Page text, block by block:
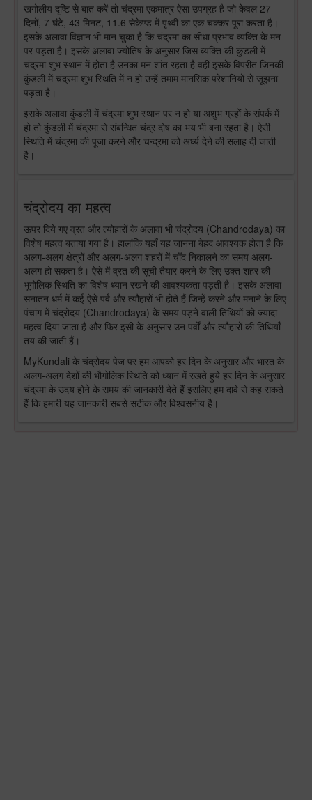
खगोलीय दृष्टि से बात करें तो चंद्रमा एकमात्र ऐसा उपग्रह है जो केवल 27
दिनों, 7 घंटे, 43 मिनट, 11.6 सेकेण्ड में पृथ्वी का एक चक्कर पूरा करता है।
इसके अलावा विज्ञान भी मान चुका है कि चंद्रमा का सीधा प्रभाव व्यक्ति के मन
पर पड़ता है। इसके अलावा ज्योतिष के अनुसार जिस व्यक्ति की कुंडली में
चंद्रमा शुभ स्थान में होता है उनका मन शांत रहता है वहीं इसके विपरीत जिनकी
कुंडली में चंद्रमा शुभ स्थिति में न हो उन्हें तमाम मानसिक परेशानियों से जूझना
पड़ता है।
इसके अलावा कुंडली में चंद्रमा शुभ स्थान पर न हो या अशुभ ग्रहों के संपर्क में
हो तो कुंडली में चंद्रमा से संबन्धित चंद्र दोष का भय भी बना रहता है। ऐसी
स्थिति में चंद्रमा की पूजा करने और चन्द्रमा को अर्घ्य देने की सलाह दी जाती
है।
चंद्रोदय का महत्व
ऊपर दिये गए व्रत और त्योहारों के अलावा भी चंद्रोदय (Chandrodaya) का
विशेष महत्व बताया गया है। हालांकि यहाँ यह जानना बेहद आवश्यक होता है कि
अलग-अलग क्षेत्रों और अलग-अलग शहरों में चाँद निकालने का समय अलग-
अलग हो सकता है। ऐसे में व्रत की सूची तैयार करने के लिए उक्त शहर की
भूगोलिक स्थिति का विशेष ध्यान रखने की आवश्यकता पड़ती है। इसके अलावा
सनातन धर्म में कई ऐसे पर्व और त्यौहारों भी होते हैं जिन्हें करने और मनाने के लिए
पंचांग में चंद्रोदय (Chandrodaya) के समय पड़ने वाली तिथियों को ज्यादा
महत्व दिया जाता है और फिर इसी के अनुसार उन पर्वों और त्यौहारों की तिथियाँ
तय की जाती हैं।
MyKundali के चंद्रोदय पेज पर हम आपको हर दिन के अनुसार और भारत के
अलग-अलग देशों की भौगोलिक स्थिति को ध्यान में रखते हुये हर दिन के अनुसार
चंद्रमा के उदय होने के समय की जानकारी देते हैं इसलिए हम दावे से कह सकते
हैं कि हमारी यह जानकारी सबसे सटीक और विश्वसनीय है।